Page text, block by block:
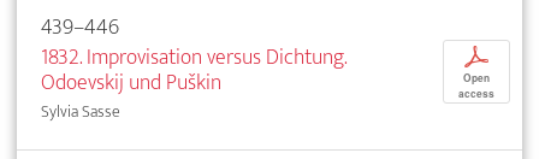
439–446
1832. Improvisation versus Dichtung.
Odoevskij und Puškin
Sylvia Sasse
p
Open
access